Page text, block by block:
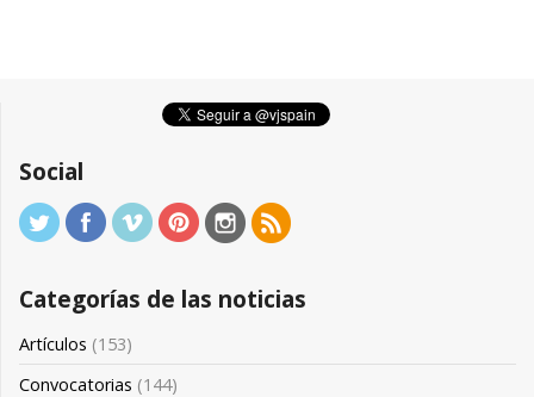
Social
Categorías de las noticias
Artículos (153)
Convocatorias (144)